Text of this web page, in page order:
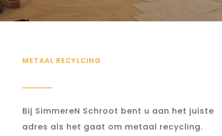
METAAL RECYLCING
Bij SimmereN Schroot bent u aan het juiste
adres als het gaat om metaal recycling.